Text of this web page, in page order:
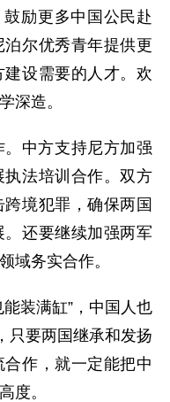
鼓励更多中国公民赴
尔优秀青年提供更
设需要的人才。欢
深造。
方支持尼方加强
法培训合作。双方
境犯罪，确保两国
还要继续加强两军
域务实合作。
装满缸”，中国人也
只要两国继承和发扬
作，就一定能把中
度。